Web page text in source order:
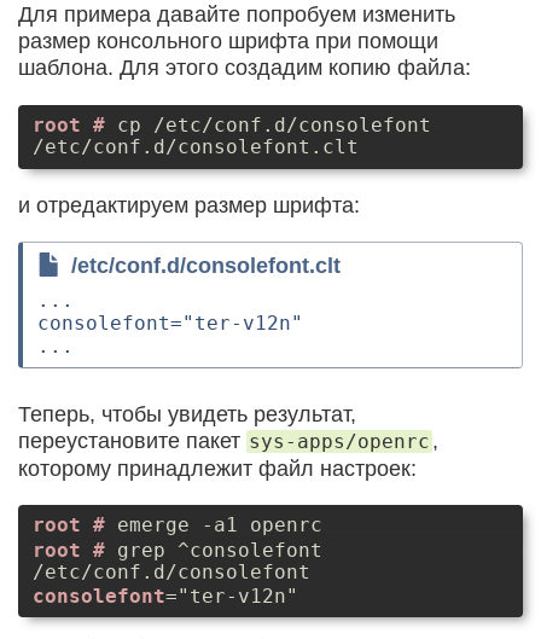
Для примера давайте попробуем изменить
размер консольного шрифта при помощи
шаблона. Для этого создадим копию файла:
cp /etc/conf.d/consolefont
/etc/conf.d/consolefont.clt
и отредактируем размер шрифта:
/etc/conf.d/consolefont.clt
...
consolefont="ter-v12n"
Теперь, чтобы увидеть результат,
переустановите пакет sys-apps/openrc ,
которому принадлежит файл настроек:
emerge -a1 openrc
grep ^consolefont
/etc/conf.d/consolefont
consolefont="ter-v12n"